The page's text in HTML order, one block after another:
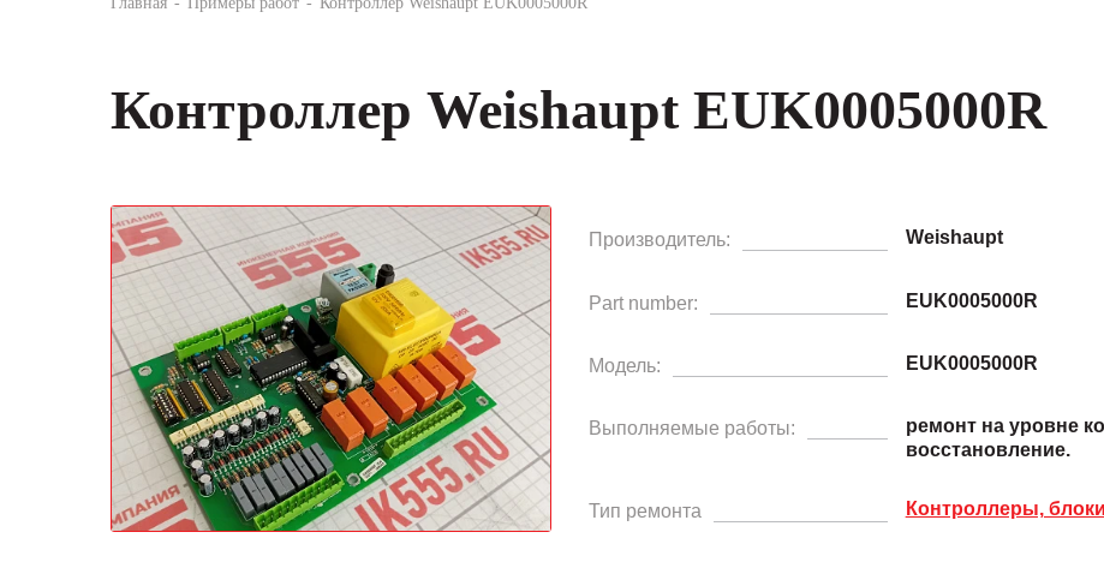
Контроллер Weishaupt EUK0005000R
Производитель: Weishaupt
Part number: EUK0005000R
Модель: EUK0005000R
Выполняемые работы:
ремонт на уровне
восстановление.
Тип ремонта Контроллеры,